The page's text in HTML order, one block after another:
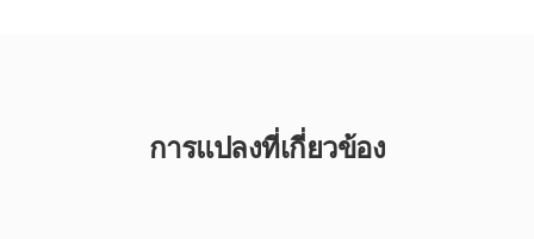
การแปลงที่เกี่ยวข้อง